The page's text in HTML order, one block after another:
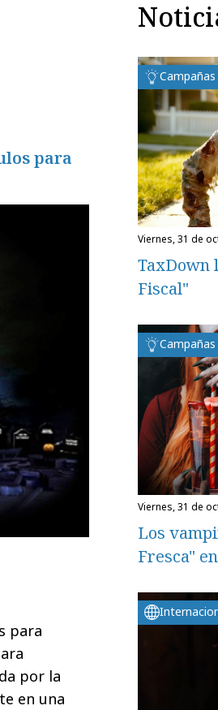
para
para
por la
en una
Campañas
viernes, 31 de
TaxDown
Fiscal"
Campañas
viernes, 31 de
Los
Fresca"